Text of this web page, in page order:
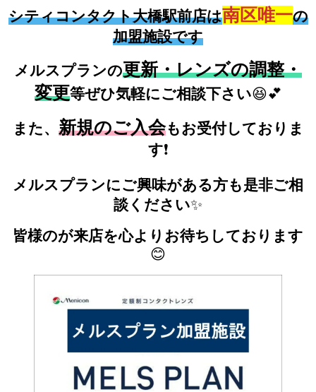
シティコンタクト大橋駅前店は南区唯一の
加盟施設です
メルスプランの更新・レンズの調整・
変更等ぜひ気軽にご相談下さい😆💕
また、 新規のご入会もお受付しておりま
す❗
メルスプランにご興味がある方も是非ご相
談ください✨
皆様のが来店を心よりお待ちしております
😊